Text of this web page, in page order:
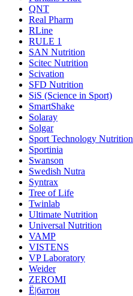
QNT
Real Pharm
RLine
RULE 1
SAN Nutrition
Scitec Nutrition
Scivation
SFD Nutrition
SiS (Science in Sport)
SmartShake
Solaray
Solgar
Sport Technology Nutrition
Sportinia
Swanson
Swedish Nutra
Syntrax
Tree of Life
Twinlab
Ultimate Nutrition
Universal Nutrition
VAMP
VISTENS
VP Laboratory
Weider
ZEROMI
Ё|батон